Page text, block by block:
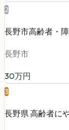
2
長野市高齢者・
長野市
30万円
3
長野県 高齢者に